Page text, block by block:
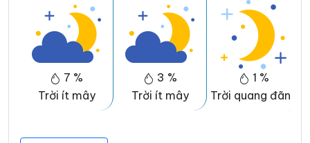
7 %
Trời ít mây
3 %
Trời ít mây
1 %
Trời quang đãng